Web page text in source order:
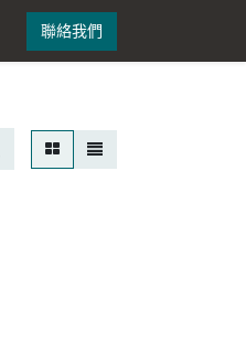
聯絡我們